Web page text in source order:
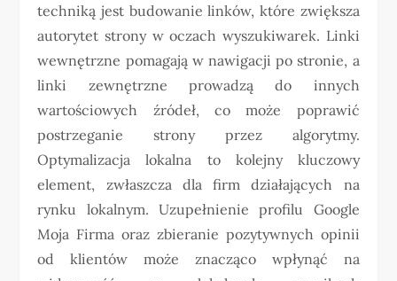
techniką jest budowanie linków, które zwiększa
autorytet strony w oczach wyszukiwarek. Linki
wewnętrzne pomagają w nawigacji po stronie, a
linki zewnętrzne prowadzą do innych
wartościowych źródeł, co może poprawić
postrzeganie strony przez algorytmy.
Optymalizacja lokalna to kolejny kluczowy
element, zwłaszcza dla firm działających na
rynku lokalnym. Uzupełnienie profilu Google
Moja Firma oraz zbieranie pozytywnych opinii
od klientów może znacząco wpłynąć na